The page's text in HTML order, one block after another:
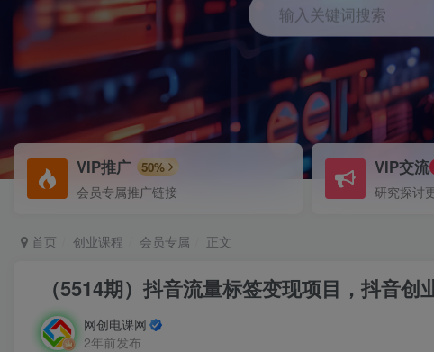
输入关键词搜索
VIP推广 50%
会员专属推广链接
VIP交流
研究探讨
首页 创业课程 会员专属 正文
（5514期）抖音流量标签变现项目，抖音
网创电课网
2年前发布